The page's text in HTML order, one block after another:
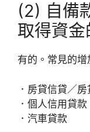
(2) 自備
取得資金
有的。常見的增
．房貸信貸／
．個人信用貸款
．汽車貸款